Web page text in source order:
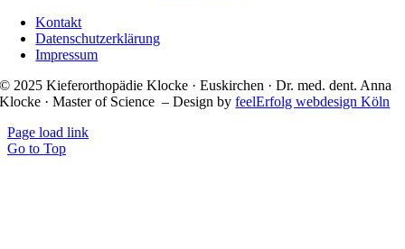
Kontakt
Datenschutzerklärung
Impressum
© 2025 Kieferorthopädie Klocke · Euskirchen · Dr. med. dent. Anna
Klocke · Master of Science – Design byfeelErfolg webdesign Köln
Page load link
Go to Top